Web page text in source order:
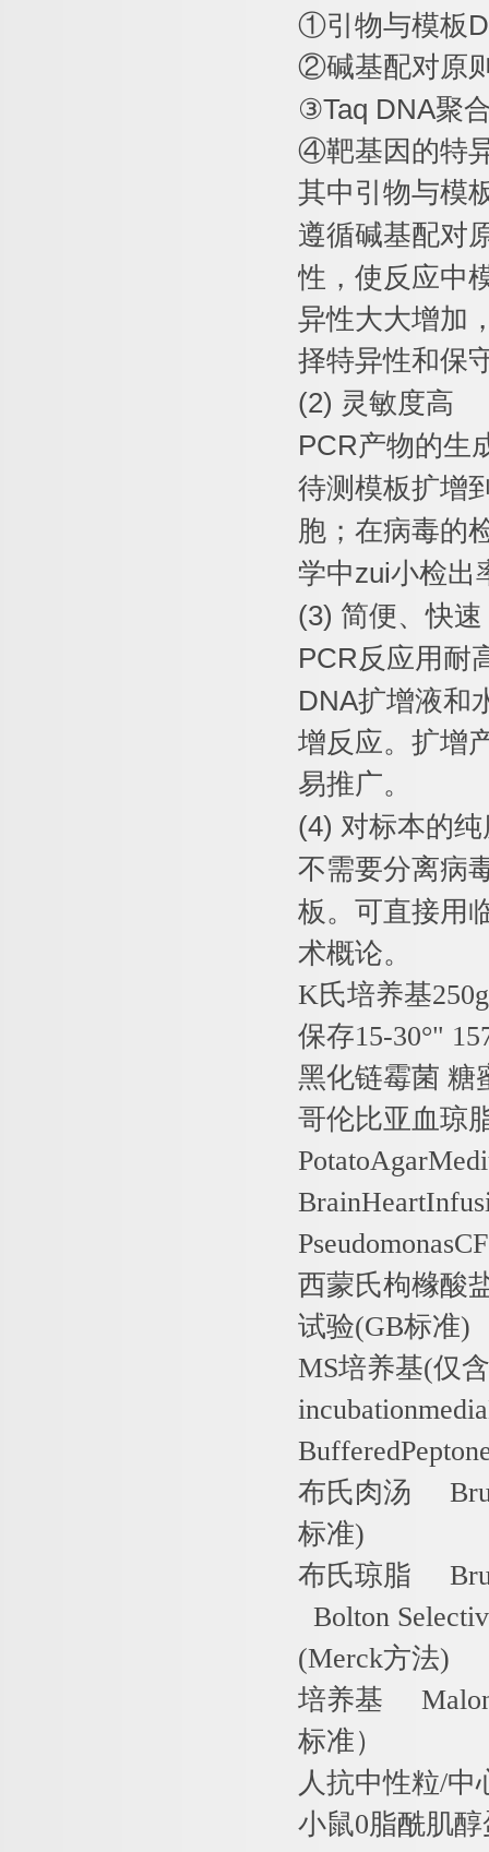
①引物与模板
②碱基配对原
③Taq DNA聚
④靶基因的特
其中引物与模
遵循碱基配对
性，使反应中
异性大大增加
择特异性和保
(2) 灵敏度高
PCR产物的生
待测模板扩增
胞；在病毒的
学中zui小检出
(3) 简便、快速
PCR反应用耐
DNA扩增液和
增反应。扩增
易推广。
(4) 对标本的
不需要分离病
板。可直接用
术概论。
K氏培养基250g
保存15-30°"
黑化链霉菌 糖
哥伦比亚血琼
西蒙氏枸橼酸
试验(GB标准)
MS培养基(仅
布氏肉汤
标准)
布氏琼脂
Bolton
(Merck方法)
培养基
标准）
人抗中性粒/中
小鼠0脂酰肌